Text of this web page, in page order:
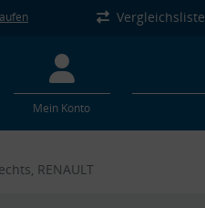
Vergleichsliste
Mein Konto
RENAULT